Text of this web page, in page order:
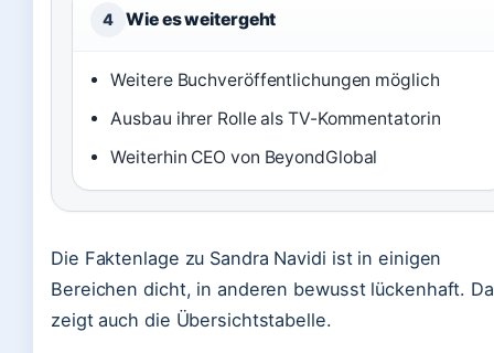
4 Wie es weitergeht
Weitere Buchveröffentlichungen möglich
Ausbau ihrer Rolle als TV-Kommentatorin
Weiterhin CEO von BeyondGlobal
Die Faktenlage zu Sandra Navidi ist in einigen
Bereichen dicht, in anderen bewusst lückenhaft.
zeigt auch die Übersichtstabelle.